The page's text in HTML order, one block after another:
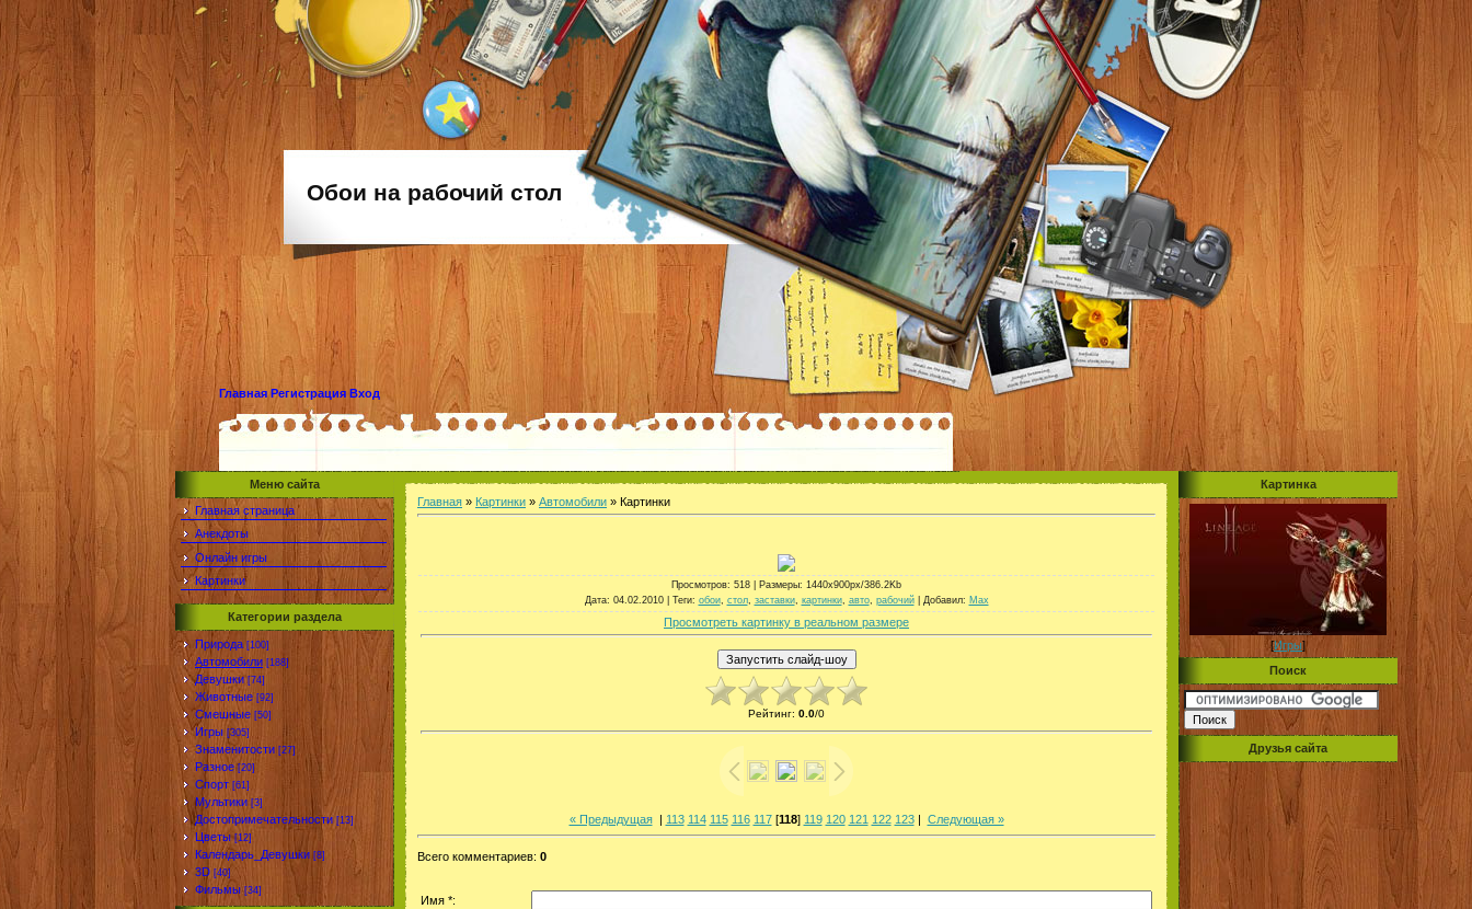
Обои на рабочий стол
Главная Регистрация Вход
Меню сайта
Главная страница
Анекдоты
Онлайн игры
Картинки
Категории раздела
Природа [100]
Автомобили [188]
Девушки [74]
Животные [92]
Смешные [50]
Игры [305]
Знаменитости [27]
Разное [20]
Спорт [61]
Мультики [3]
Достопримечательности [13]
Цветы [12]
Календарь_Девушки [8]
3D [40]
Фильмы [34]
Главная » Картинки » Автомобили » Картинки
Просмотров: 518 | Размеры: 1440x900px/386.2Kb
Дата: 04.02.2010 | Теги: обои, стол, заставки, картинки, авто, рабочий| Добавил: Max
Просмотреть картинку в реальном размере
Рейтинг: 0.0/0
« Предыдущая| 113 114 115 116 117[118] 119 120 121 122 123| Следующая »
Всего комментариев: 0
Имя *:
Картинка
[Игры]
Поиск
Друзья сайта